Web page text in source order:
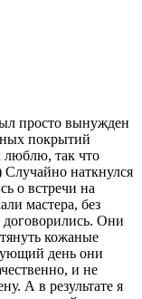
просто вынужден
покрытий
люблю, так что
Случайно наткнулся
о встречи на
мастера, без
договорились. Они
кожаные
день они
и не
А в результате я